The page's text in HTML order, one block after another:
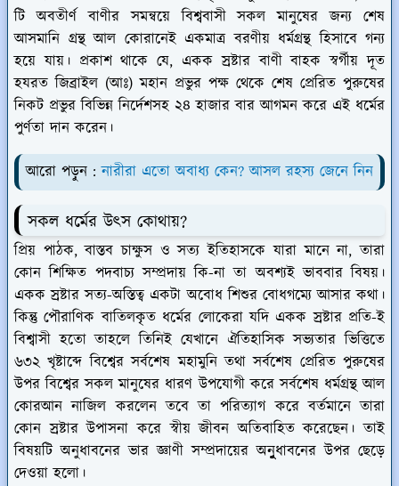
টি অবতীর্ণ বাণীর সমন্বয়ে বিশ্ববাসী সকল মানুষের জন্য শেষ
আসমানি গ্রন্থ আল কোরানেই একমাত্র বরণীয় ধর্মগ্রন্থ হিসাবে গন্য
হয়ে যায়। প্রকাশ থাকে যে, একক স্রষ্টার বাণী বাহক স্বর্গীয় দূত
হযরত জিব্রাইল (আঃ) মহান প্রভুর পক্ষ থেকে শেষ প্রেরিত পুরুষের
নিকট প্রভুর বিভিন্ন নির্দেশসহ ২৪ হাজার বার আগমন করে এই ধর্মের
পুর্ণতা দান করেন।
আরো পড়ুন :নারীরা এতো অবাধ্য কেন? আসল রহস্য জেনে নিন
সকল ধর্মের উৎস কোথায়?
প্রিয় পাঠক, বাস্তব চাক্ষুস ও সত্য ইতিহাসকে যারা মানে না, তারা
কোন শিক্ষিত পদবাচ্য সম্প্রদায় কি-না তা অবশ্যই ভাববার বিষয়।
একক স্রষ্টার সত্য-অস্তিত্ব একটা অবোধ শিশুর বোধগম্যে আসার কথা।
কিন্তু পৌরাণিক বাতিলকৃত ধর্মের লোকেরা যদি এককস্রষ্টারপ্রতি-ই
বিশ্বাসী হতো তাহলে তিনিই যেখানে ঐতিহাসিক সভ্যতার ভিত্তিতে
৬৩২ খৃষ্টাব্দে বিশ্বের সর্বশেষ মহামুনি তথা সর্বশেষ প্রেরিত পুরুষের
উপর বিশ্বের সকল মানুষের ধারণ উপযোগী করে সর্বশেষ ধর্মগ্রন্থ আল
কোরআন নাজিল করলেন তবে তা পরিত্যাগ করে বর্তমানে তারা
কোনস্রষ্টার উপাসনা করে স্বীয় জীবন অতিবাহিত করেছেন। তাই
বিষয়টি অনুধাবনের ভার জ্ঞাণী সম্প্রদায়ের অনুুুুধাবনের উপর ছেড়ে
দেওয়া হলো।